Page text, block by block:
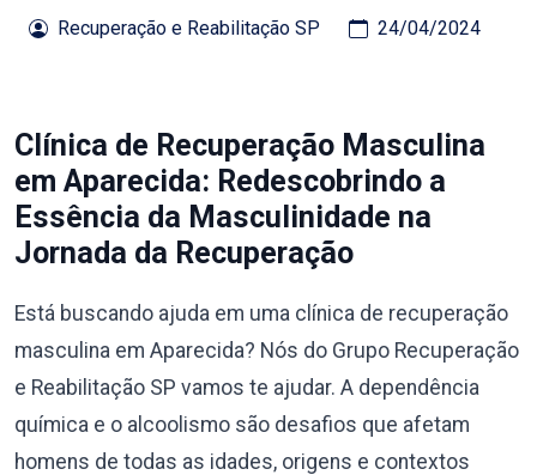
Recuperação e Reabilitação SP 24/04/2024
Clínica de Recuperação Masculina
em Aparecida: Redescobrindo a
Essência da Masculinidade na
Jornada da Recuperação
Está buscando ajuda em uma clínica de recuperação
masculina em Aparecida? Nós do Grupo Recuperação
e Reabilitação SP vamos te ajudar. A dependência
química e o alcoolismo são desafios que afetam
homens de todas as idades, origens e contextos